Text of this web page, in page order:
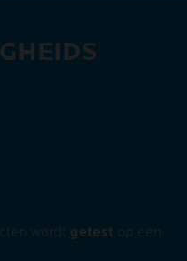
wordt getest op een